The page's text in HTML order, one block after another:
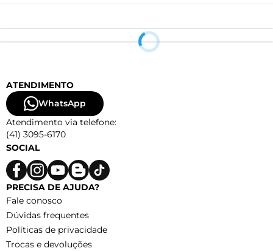
ATENDIMENTO
WhatsApp
Atendimento via telefone:
(41) 3095-6170
SOCIAL
PRECISA DE AJUDA?
Fale conosco
Dúvidas frequentes
Políticas de privacidade
Trocas e devoluções